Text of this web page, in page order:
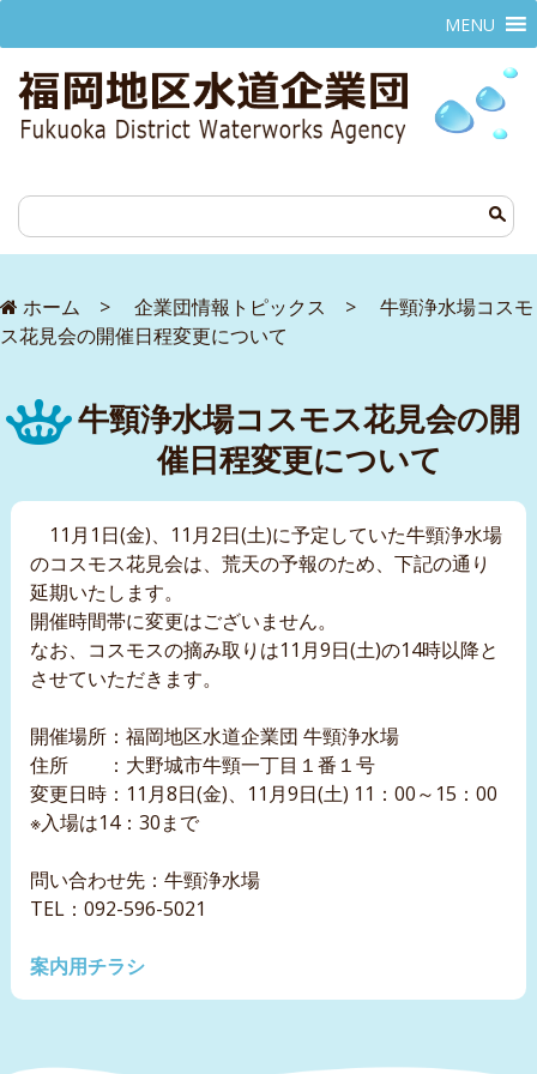
MENU
ホーム > 企業団情報トピックス > 牛頸浄水場コスモ
ス花見会の開催日程変更について
牛頸浄水場コスモス花見会の開
催日程変更について
11月1日(金)、11月2日(土)に予定していた牛頸浄水場
のコスモス花見会は、荒天の予報のため、下記の通り
延期いたします。
開催時間帯に変更はございません。
なお、コスモスの摘み取りは11月9日(土)の14時以降と
させていただきます。
開催場所：福岡地区水道企業団 牛頸浄水場
住所 ：大野城市牛頸一丁目１番１号
変更日時：11月8日(金)、11月9日(土) 11：00～15：00
※入場は14：30まで
問い合わせ先：牛頸浄水場
TEL：092-596-5021
案内用チラシ